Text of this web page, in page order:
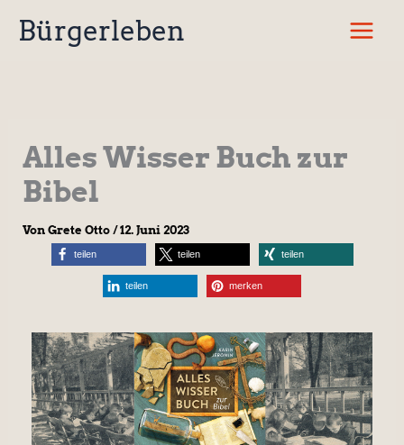
InhaltBürgerleben
Alles Wisser Buch zur
Bibel
Von Grete Otto /12. Juni 2023
teilen teilen teilen
teilen merken